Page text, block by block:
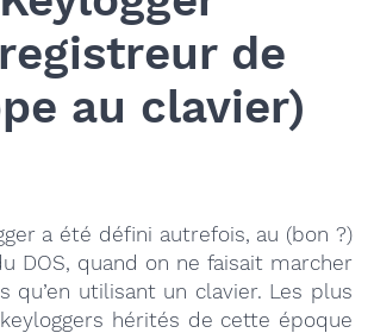
de
au clavier)
a été défini autrefois, au (bon ?)
DOS, quand on ne faisait marcher
qu’en utilisant un clavier. Les plus
hérités de cette époque